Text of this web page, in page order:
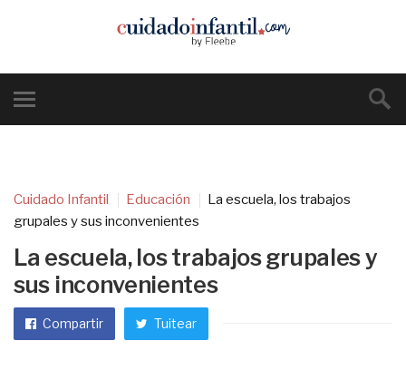
Cuidado Infantil Educación
La escuela, los trabajos
grupales y sus inconvenientes
La escuela, los trabajos grupales y
sus inconvenientes
Compartir Tuitear